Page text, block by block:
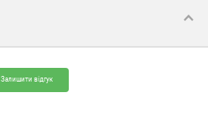
Залишити відгук